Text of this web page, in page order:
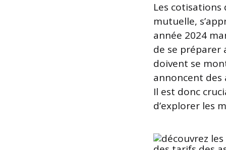
Les cotisations
mutuelle,
année 2024
de se préparer
doivent se
annoncent des
Il est donc
d’explorer les